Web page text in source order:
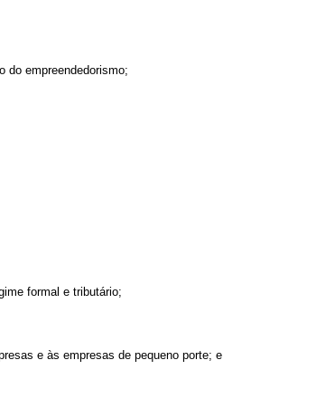
do empreendedorismo;
formal e tributário;
e às empresas de pequeno porte; e